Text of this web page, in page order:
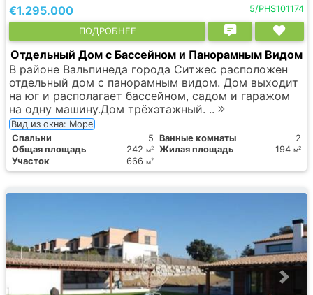
€1.295.000 5/PHS101174
ПОДРОБНЕЕ
Отдельный Дом с Бассейном и Панорамным Видом
В районе Вальпинеда города Ситжес расположен
отдельный дом с панорамным видом. Дом выходит
на юг и располагает бассейном, садом и гаражом
на одну машину.Дом трёхэтажный. ..
Вид из окна: Море
Спальни
5 Ванные комнаты
2
Общая площадь
242 м2 Жилая площадь 194 м2
Участок 666 м2